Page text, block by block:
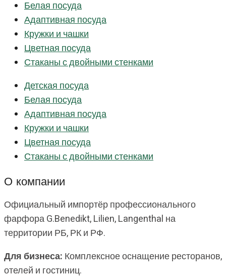
Белая посуда
Адаптивная посуда
Кружки и чашки
Цветная посуда
Стаканы с двойными стенками
Детская посуда
Белая посуда
Адаптивная посуда
Кружки и чашки
Цветная посуда
Стаканы с двойными стенками
О компании
Официальный импортёр профессионального
фарфора G.Benedikt, Lilien, Langenthal на
территории РБ, РК и РФ.
Для бизнеса: Комплексное оснащение ресторанов,
отелей и гостиниц.